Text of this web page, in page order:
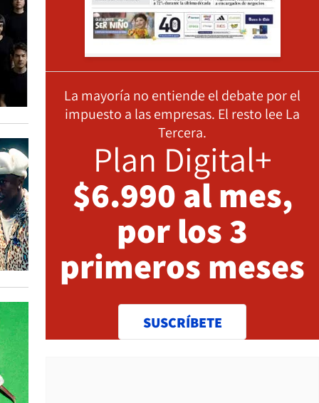
La mayoría no entiende el debate por el
impuesto a las empresas. El resto lee La
Tercera.
Plan Digital+
$6.990 al mes,
por los 3
primeros meses
SUSCRÍBETE